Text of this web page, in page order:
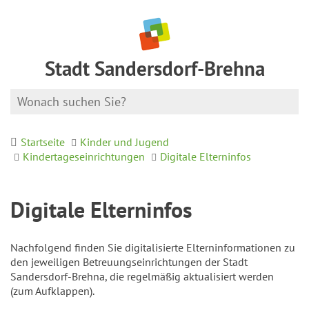
Stadt Sandersdorf-Brehna
Startseite
Kinder und Jugend
Kindertageseinrichtungen
Digitale Elterninfos
Digitale Elterninfos
Nachfolgend finden Sie digitalisierte Elterninformationen zu
den jeweiligen Betreuungseinrichtungen der Stadt
Sandersdorf-Brehna, die regelmäßig aktualisiert werden
(zum Aufklappen).